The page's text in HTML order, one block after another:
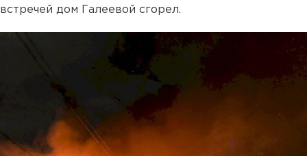
встречей дом Галеевой сгорел.